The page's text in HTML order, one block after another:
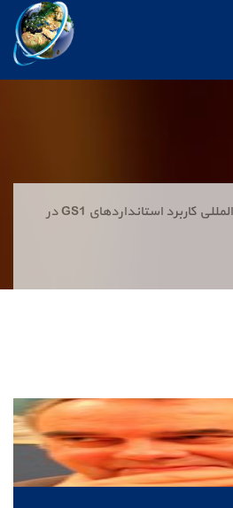
مجموعه همایش‌های بین‌المللی کاربرد استانداردهای GS1 در